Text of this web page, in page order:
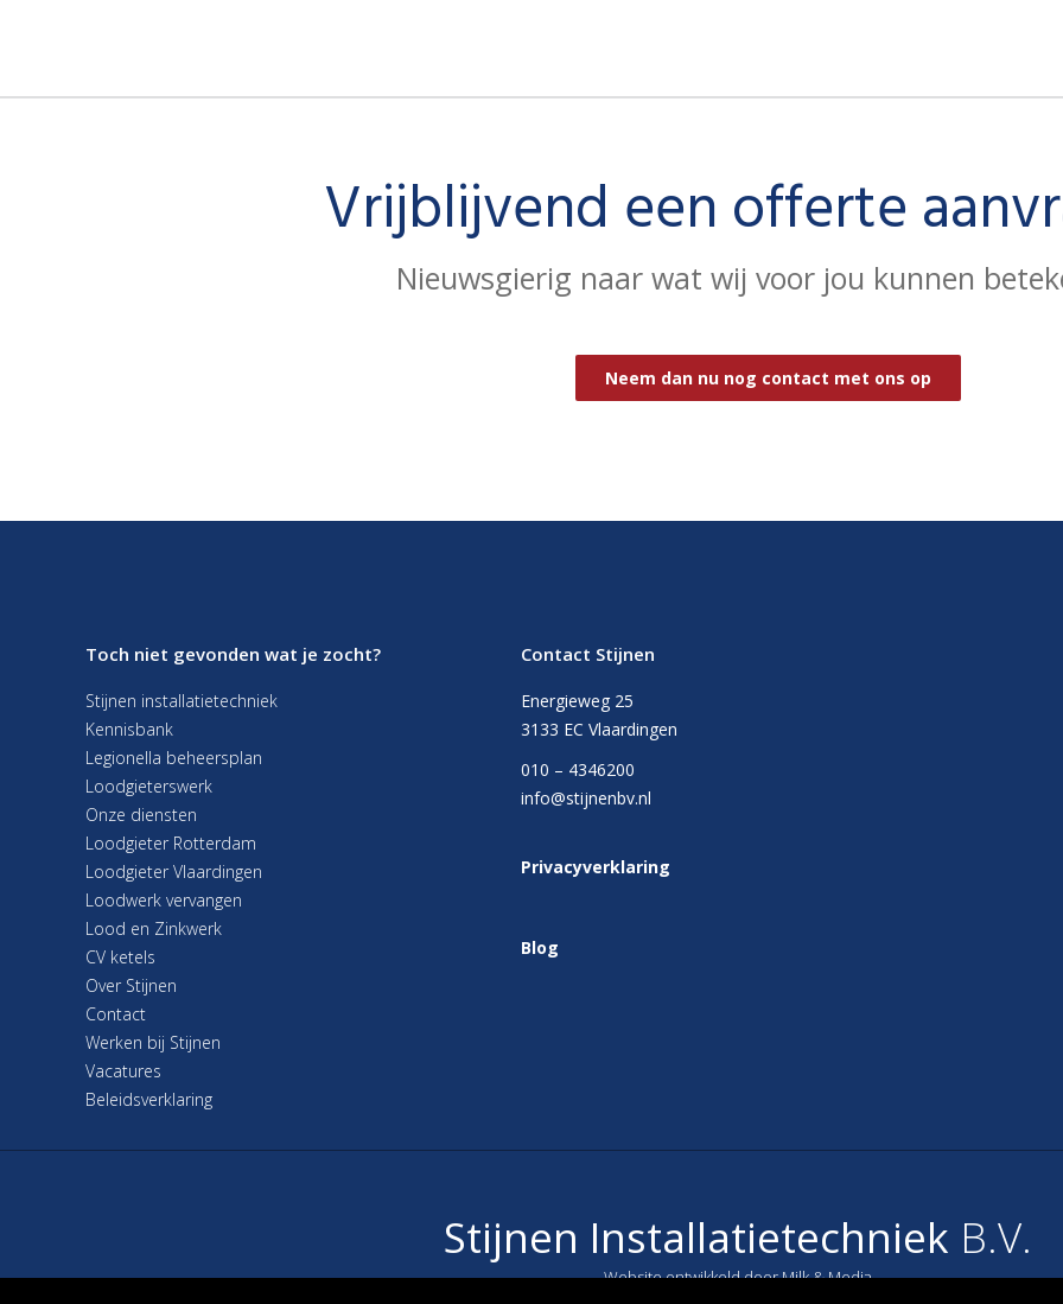
Vrijblijvend een offerte
Nieuwsgierig naar wat wij voor jou kunnen
Neem dan nu nog contact met ons op
Toch niet gevonden wat je zocht?
Stijnen installatietechniek
Kennisbank
Legionella beheersplan
Loodgieterswerk
Onze diensten
Loodgieter Rotterdam
Loodgieter Vlaardingen
Loodwerk vervangen
Lood en Zinkwerk
CV ketels
Over Stijnen
Contact
Werken bij Stijnen
Vacatures
Beleidsverklaring
Contact Stijnen
Energieweg 25
3133 EC Vlaardingen
010 – 4346200
info@stijnenbv.nl
Privacyverklaring
Blog
Stijnen Installatietechniek B.V.
Website ontwikkeld door Milk & Media